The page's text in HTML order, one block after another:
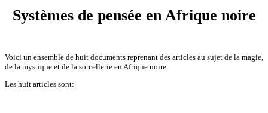
Systèmes de pensée en Afrique noire
Voici un ensemble de huit documents reprenant des articles au sujet de la magie,
de la mystique et de la sorcellerie en Afrique noire.
Les huit articles sont: